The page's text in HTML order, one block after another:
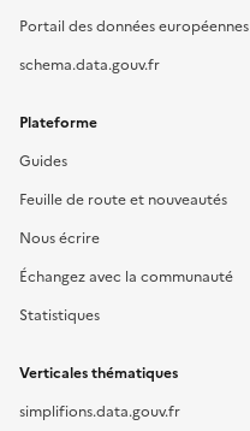
Portail des données européennes
schema.data.gouv.fr
Plateforme
Guides
Feuille de route et nouveautés
Nous écrire
Échangez avec la communauté
Statistiques
Verticales thématiques
simplifions.data.gouv.fr